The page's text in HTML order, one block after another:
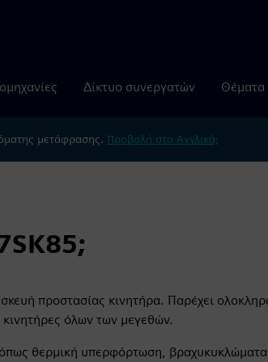
Δίκτυο συνεργατών Θέματα
μετάφρασης. Προβολή στα Αγγλικά;
προστασίας κινητήρα. Παρέχει
όλων των μεγεθών.
όπως θερμική υπερφόρτωση,